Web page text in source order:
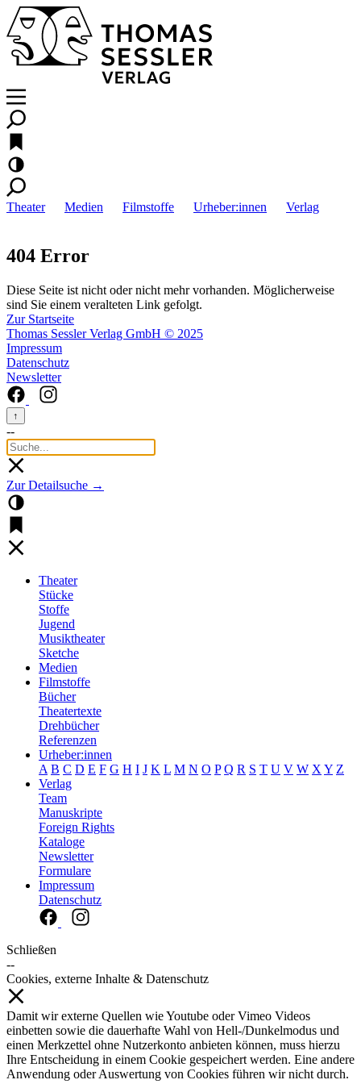
Theater Medien Filmstoffe Urheber:innen Verlag
404 Error
Diese Seite ist nicht oder nicht mehr vorhanden. Möglicherweise
sind Sie einem veralteten Link gefolgt.
Zur Startseite
Thomas Sessler Verlag GmbH © 2025
Impressum
Datenschutz
Newsletter
↑
--
Zur Detailsuche →
Theater
Stücke
Stoffe
Jugend
Musiktheater
Sketche
Medien
Filmstoffe
Bücher
Theatertexte
Drehbücher
Referenzen
Urheber:innen
A B C D E F G H I J K L M N O P Q R S T U V W X Y Z
Verlag
Team
Manuskripte
Foreign Rights
Kataloge
Newsletter
Formulare
Impressum
Datenschutz
Schließen
--
Cookies, externe Inhalte & Datenschutz
Damit wir externe Quellen wie Youtube oder Vimeo Videos
einbetten sowie die dauerhafte Wahl von Hell-/Dunkelmodus und
einen Merkzettel ohne Nutzerkonto anbieten können, muss hierzu
Ihre Entscheidung in einem Cookie gespeichert werden. Eine andere
Anwendung oder Auswertung von Cookies führen wir nicht durch.